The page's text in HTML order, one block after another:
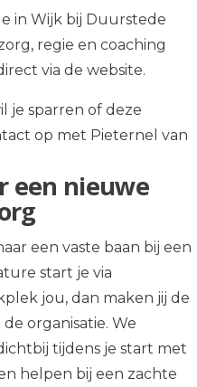
in Wijk bij Duurstede
regie en coaching
via de website.
je sparren of deze
op met Pieternel van
een nieuwe
een vaste baan bij een
start je via
jou, dan maken jij de
organisatie. We
tijdens je start met
helpen bij een zachte